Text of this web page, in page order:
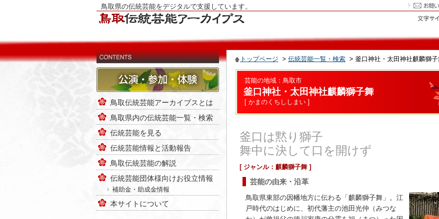
鳥取県の伝統芸能をデジタルで支援しています。
鳥取伝統芸能アーカイブスとは
鳥取県内の伝統芸能一覧・検索
伝統芸能を見る
伝統芸能情報と活動報告
鳥取伝統芸能の解説
伝統芸能団体様向けお役立情報
補助金・助成金情報
本サイトについて
トップページ > 伝統芸能一覧・検索 > 釜口神社・太田神社麒麟獅
芸能の地域：鳥取市
釜口神社・太田神社麒麟獅子舞
[ かまのくちししまい ]
釜口は黙り獅子
舞中に決して口を開けず
[ ジャンル：麒麟獅子舞 ]
芸能の由来・沿革
鳥取県東部の因幡地方に伝わる「麒麟獅子舞」。江
戸時代のはじめに、初代藩主の池田光仲（みつな